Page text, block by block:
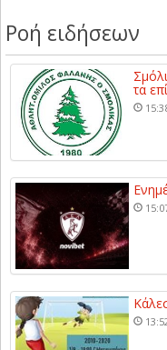
Ροή ειδήσεων
τα